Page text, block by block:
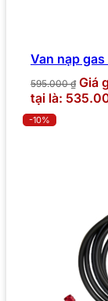
Van nạp
595.000₫ Giá
tại là:
-10%